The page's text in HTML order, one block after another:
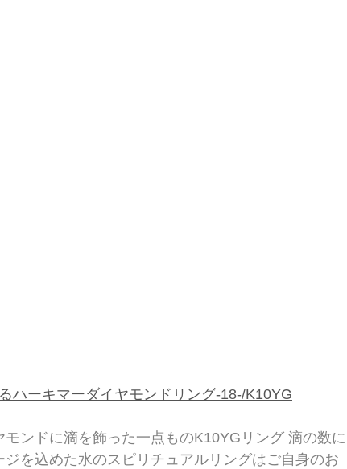
ハーキマーダイヤモンドリング-18-/K10YG
ンドに滴を飾った一点ものK10YGリング 滴の数に
を込めた水のスピリチュアルリングはご自身のお